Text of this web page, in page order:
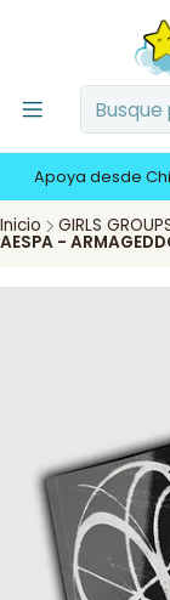
Apoya desde
Inicio GIRLS
AESPA -